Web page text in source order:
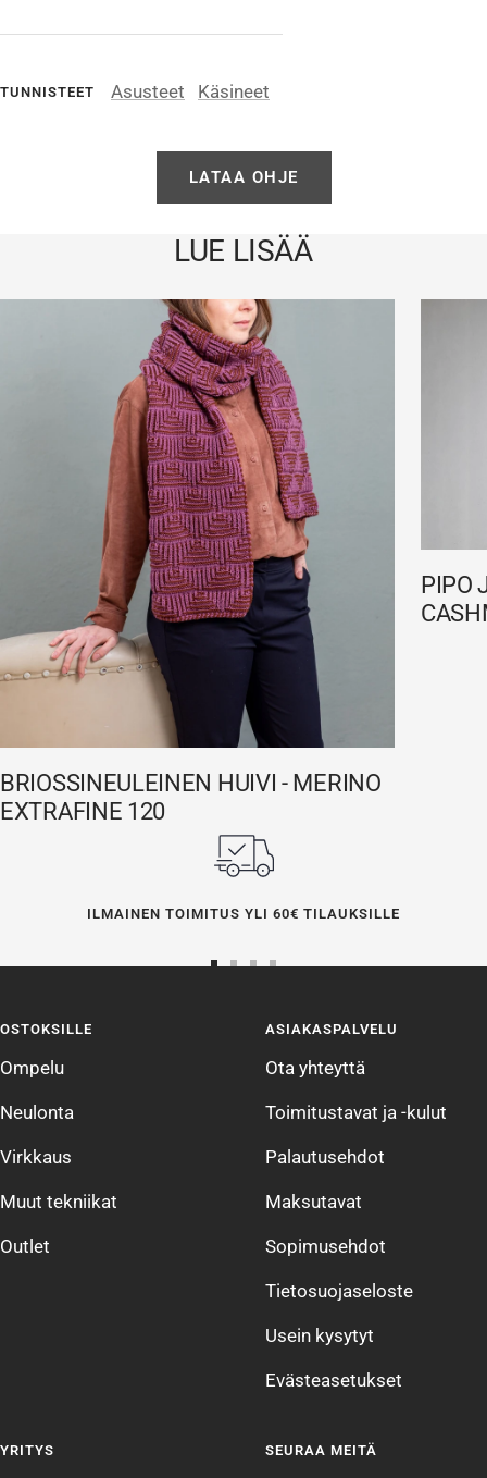
TUNNISTEET Asusteet Käsineet
LATAA OHJE
LUE LISÄÄ
BRIOSSINEULEINEN HUIVI - MERINO
EXTRAFINE 120
PIPO
ILMAINEN TOIMITUS YLI 60€ TILAUKSILLE
4
OSTOKSILLE
Ompelu
Neulonta
Virkkaus
Muut tekniikat
Outlet
ASIAKASPALVELU
Ota yhteyttä
Toimitustavat ja -kulut
Palautusehdot
Maksutavat
Sopimusehdot
Tietosuojaseloste
Usein kysytyt
Evästeasetukset
YRITYS SEURAA MEITÄ